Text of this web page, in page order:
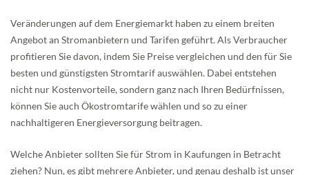
Veränderungen auf dem Energiemarkt haben zu einem breiten
Angebot an Stromanbietern und Tarifen geführt. Als Verbraucher
profitieren Sie davon, indem Sie Preise vergleichen und den für Sie
besten und günstigsten Stromtarif auswählen. Dabei entstehen
nicht nur Kostenvorteile, sondern ganz nach Ihren Bedürfnissen,
können Sie auch Ökostromtarife wählen und so zu einer
nachhaltigeren Energieversorgung beitragen.
Welche Anbieter sollten Sie für Strom in Kaufungen in Betracht
ziehen? Nun, es gibt mehrere Anbieter, und genau deshalb ist unser